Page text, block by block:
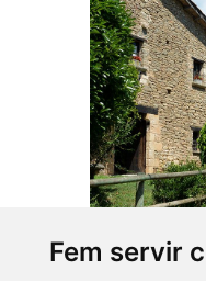
Fem servir